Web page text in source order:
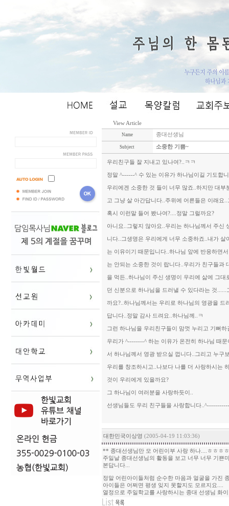
View Article
Name 종대선생님
Subject 소중한 기쁨~
우리친구들 잘 지내고 있나여?..ㅋㅋ
정말 ^------^ 수 있는 이유가 하나님이길 기도합
우리에겐 소중한 것 들이 너무 많죠..하지만 대
고 그냥 살 아간답니다..주위에 어른들은 이래요
혹시 이런말 들어 봤나여?....정말 그럴까요?
아니요..그렇지 않아요..우리는 하나님께서 주신
니다..그생명은 우리에게 너무 소중하죠..내가 살
는 이유이기 때문입니다..하나님 앞에 반응하면
는 안되는 소중한 것이 랍니다..우리가 친구들과
을 먹든..하나님이 주신 생명이 우리에 삶에 그대
던 신분으로 하나님을 드러낼 수 있다라는 것......
까요?..하나님께서는 우리로 하나님의 영광을 드
답니다..정말 감사 드려요..하나님께..ㅋ
그런 하나님을 우리친구들이 맘껏 누리고 기뻐하
우리가 ^--------^ 하는 이유가 온전히 하나님 때
서 하나님께서 영광 받으실 껍니다..그리고 누구
우리를 창조하시고..나보다 나를 더 사랑하시는
것이 우리에게 있을까요?
그 하나님이 여러분을 사랑하듯이..
선생님들도 우리 친구들을 사랑합니다
대한민국이상영 (2005-04-19 11:03:36)
** 종대선생님만 모 어린이부 사랑 하나....ㅎㅎㅎㅎ
주일날 종대선생님의 활동을 보고 너무 너무 기쁜
본답니다...
정말 어린아이들처럼 순수한 마음과 얼굴을 가진
아이들은 어쩌면 평생 잊지 못할지도 모르지요....
열정으로 주일학교를 사랑하시는 종대 선생님 화이